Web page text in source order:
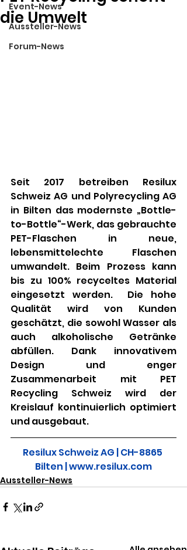
Event-News
Aussteller-News
Forum-News
die Umwelt
Seit 2017 betreiben Resilux
Schweiz AG und Polyrecycling AG
in Bilten das modernste „Bottle-
to-Bottle“-Werk, das gebrauchte
PET-Flaschen in neue,
lebensmittelechte Flaschen
umwandelt. Beim Prozess kann
bis zu 100% recyceltes Material
eingesetzt werden.  Die hohe
Qualität wird von Kunden
geschätzt, die sowohl Wasser als
auch alkoholische Getränke
abfüllen. Dank innovativem
Design und enger
Zusammenarbeit mit PET
Recycling Schweiz wird der
Kreislauf kontinuierlich optimiert
und ausgebaut.
Resilux Schweiz AG | CH-8865
Bilten | www.resilux.com
Aussteller-News